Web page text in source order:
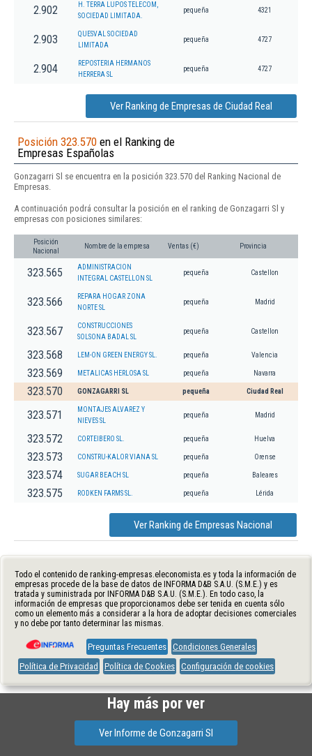
2.902
H. TERRA LUPOS TELECOM,
SOCIEDAD LIMITADA.
pequeña 4321
2.903
QUESVAL SOCIEDAD
LIMITADA
pequeña 4727
2.904
REPOSTERIA HERMANOS
HERRERA SL
pequeña 4727
Ver Ranking de Empresas de Ciudad Real
Posición 323.570 en el Ranking de
Empresas Españolas
Gonzagarri Sl se encuentra en la posición 323.570 del Ranking Nacional de
Empresas.
A continuación podrá consultar la posición en el ranking de Gonzagarri Sl y
empresas con posiciones similares:
Posición
Nacional
Nombre de la empresa Ventas (€) Provincia
323.565
ADMINISTRACION
INTEGRAL CASTELLON SL
pequeña Castellon
323.566
REPARA HOGAR ZONA
NORTE SL
pequeña Madrid
323.567
CONSTRUCCIONES
SOLSONA BADAL SL
pequeña Castellon
323.568 LEM-ON GREEN ENERGY SL. pequeña Valencia
323.569 METALICAS HERLOSA SL pequeña Navarra
323.570 GONZAGARRI SL pequeña Ciudad Real
323.571
MONTAJES ALVAREZ Y
NIEVES SL
pequeña Madrid
323.572 CORTEIBERO SL. pequeña Huelva
323.573 CONSTRU-KALOR VIANA SL pequeña Orense
323.574 SUGAR BEACH SL pequeña Baleares
323.575 RODKEN FARMS SL. pequeña Lérida
Ver Ranking de Empresas Nacional
Todo el contenido de ranking-empresas.eleconomista.es y toda la información de
empresas procede de la base de datos de INFORMA D&B S.A.U. (S.M.E.) y es
tratada y suministrada por INFORMA D&B S.A.U. (S.M.E.). En todo caso, la
información de empresas que proporcionamos debe ser tenida en cuenta sólo
como un elemento más a considerar a la hora de adoptar decisiones comerciales
y no debe por tanto determinar las mismas.
Preguntas Frecuentes Condiciones Generales
Política de Privacidad
Política de Cookies Configuración de cookies
Hay más por ver
Ver Informe de Gonzagarri Sl